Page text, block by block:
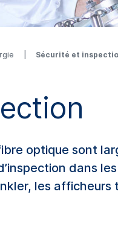
Sécurité et
optique sont
dans
les